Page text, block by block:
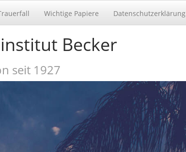
Wichtige Papiere Datenschutzerklärung
Becker
seit 1927